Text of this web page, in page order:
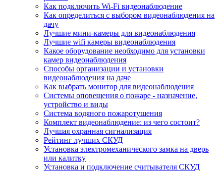
Как подключить Wi-Fi видеонаблюдение
Как определиться с выбором видеонаблюдения на
дачу
Лучшие мини-камеры для видеонаблюдения
Лучшие wifi камеры видеонаблюдения
Какое оборудование необходимо для установки
камер видеонаблюдения
Способы организации и установки
видеонаблюдения на даче
Как выбрать монитор для видеонаблюдения
Системы оповещения о пожаре - назначение,
устройство и виды
Система водяного пожаротушения
Комплект видеонаблюдение: из чего состоит?
Лучшая охранная сигнализация
Рейтинг лучших СКУД
Установка электромеханического замка на дверь
или калитку
Установка и подключение считывателя СКУД